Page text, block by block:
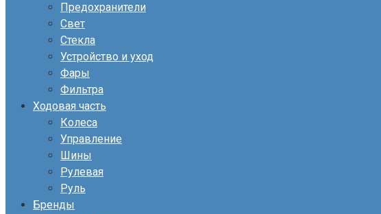
Предохранители
Свет
Стекла
Устройство и уход
Фары
Фильтра
Ходовая часть
Колеса
Управление
Шины
Рулевая
Руль
Бренды